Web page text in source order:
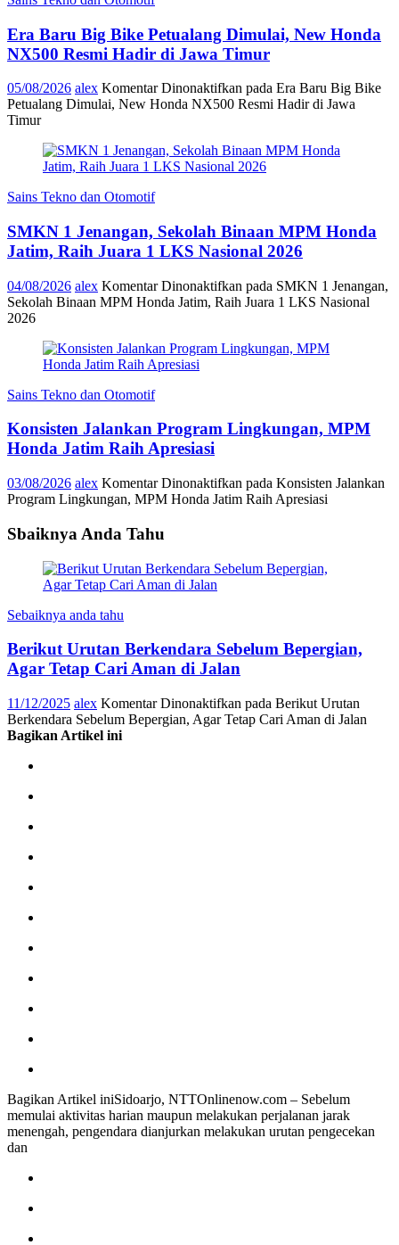
Era Baru Big Bike Petualang Dimulai, New Honda
NX500 Resmi Hadir di Jawa Timur
05/08/2026 alex Komentar Dinonaktifkan pada Era Baru Big Bike
Petualang Dimulai, New Honda NX500 Resmi Hadir di Jawa
Timur
Sains Tekno dan Otomotif
SMKN 1 Jenangan, Sekolah Binaan MPM Honda
Jatim, Raih Juara 1 LKS Nasional 2026
04/08/2026 alex Komentar Dinonaktifkan pada SMKN 1 Jenangan,
Sekolah Binaan MPM Honda Jatim, Raih Juara 1 LKS Nasional
2026
Sains Tekno dan Otomotif
Konsisten Jalankan Program Lingkungan, MPM
Honda Jatim Raih Apresiasi
03/08/2026 alex Komentar Dinonaktifkan pada Konsisten Jalankan
Program Lingkungan, MPM Honda Jatim Raih Apresiasi
Sbaiknya Anda Tahu
Sebaiknya anda tahu
Berikut Urutan Berkendara Sebelum Bepergian,
Agar Tetap Cari Aman di Jalan
11/12/2025 alex Komentar Dinonaktifkan pada Berikut Urutan
Berkendara Sebelum Bepergian, Agar Tetap Cari Aman di Jalan
Bagikan Artikel ini
Bagikan Artikel iniSidoarjo, NTTOnlinenow.com – Sebelum
memulai aktivitas harian maupun melakukan perjalanan jarak
menengah, pengendara dianjurkan melakukan urutan pengecekan
dan